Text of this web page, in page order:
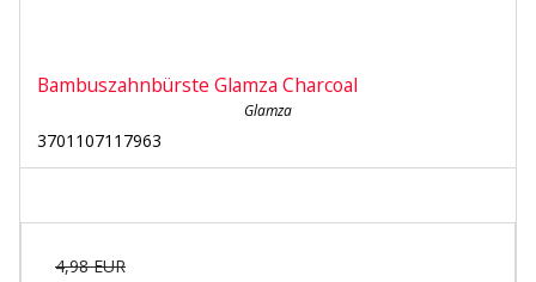
Bambuszahnbürste Glamza Charcoal
Glamza
3701107117963
4,98 EUR